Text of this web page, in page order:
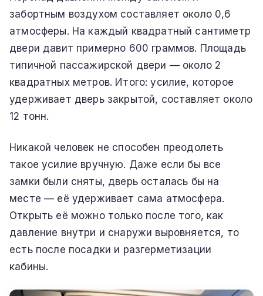
забортным воздухом составляет около 0,6
атмосферы. На каждый квадратный сантиметр
двери давит примерно 600 граммов. Площадь
типичной пассажирской двери — около 2
квадратных метров. Итого: усилие, которое
удерживает дверь закрытой, составляет около
12 тонн.
Никакой человек не способен преодолеть
такое усилие вручную. Даже если бы все
замки были сняты, дверь осталась бы на
месте — её удерживает сама атмосфера.
Открыть её можно только после того, как
давление внутри и снаружи выровняется, то
есть после посадки и разгерметизации
кабины.